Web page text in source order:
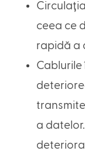
ceea ce
rapidă a
a